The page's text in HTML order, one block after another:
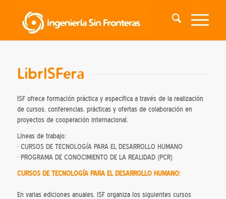
LibrISFera
ISF ofrece formación práctica y específica a través de la realización
de cursos, conferencias, prácticas y ofertas de colaboración en
proyectos de cooperación internacional.
Líneas de trabajo:
· CURSOS DE TECNOLOGÍA PARA EL DESARROLLO HUMANO
· PROGRAMA DE CONOCIMIENTO DE LA REALIDAD (PCR)
CURSOS DE TECNOLOGÍA PARA EL DESARROLLO HUMANO:
En varias ediciones anuales, ISF organiza los siguientes cursos